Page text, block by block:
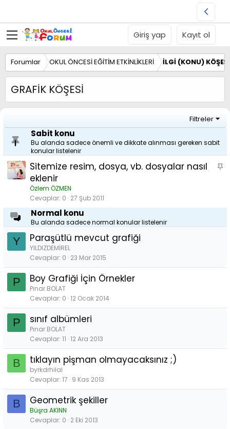
Giriş yap Kayıt ol
Forumlar OKUL ÖNCESİ EĞİTİM ETKİNLİKLERİ İLGİ (KONU)
GRAFİK KÖŞESİ
Filtreler
Sabit konu
Bu alanda sadece önemli ve dikkate alınması gereken sabit
konular listelenir
S
Sitemize resim, dosya, vb. dosyalar nasıl
eklenir
Özlem ÖZMEN
Cevaplar 0 27 Şub 2011
Normal konu
Bu alanda sadece normal konular listelenir
Y Paraşütlü mevcut grafiği
YILDIZDEMİREL
Cevaplar 0 23 Mar 2015
P Boy Grafiği İçin Örnekler
Pınar BOLAT
Cevaplar 0 12 Ocak 2014
P sınıf albümleri
Pınar BOLAT
Cevaplar 11 12 Ara 2013
B tıklayın pişman olmayacaksınız ;)
byrkdrhilal
Cevaplar 17 9 Kas 2013
B Geometrik şekiller
Büşra AKINN
Cevaplar 0 2 Eki 2013